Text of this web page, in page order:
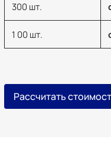
300 шт.
1 00 шт.
Рассчитать